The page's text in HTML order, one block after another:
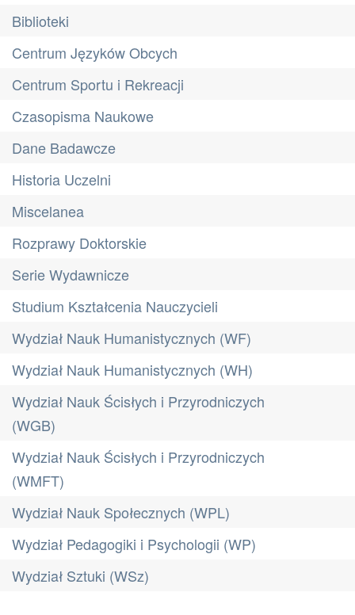
Biblioteki
Centrum Języków Obcych
Centrum Sportu i Rekreacji
Czasopisma Naukowe
Dane Badawcze
Historia Uczelni
Miscelanea
Rozprawy Doktorskie
Serie Wydawnicze
Studium Kształcenia Nauczycieli
Wydział Nauk Humanistycznych (WF)
Wydział Nauk Humanistycznych (WH)
Wydział Nauk Ścisłych i Przyrodniczych
(WGB)
Wydział Nauk Ścisłych i Przyrodniczych
(WMFT)
Wydział Nauk Społecznych (WPL)
Wydział Pedagogiki i Psychologii (WP)
Wydział Sztuki (WSz)